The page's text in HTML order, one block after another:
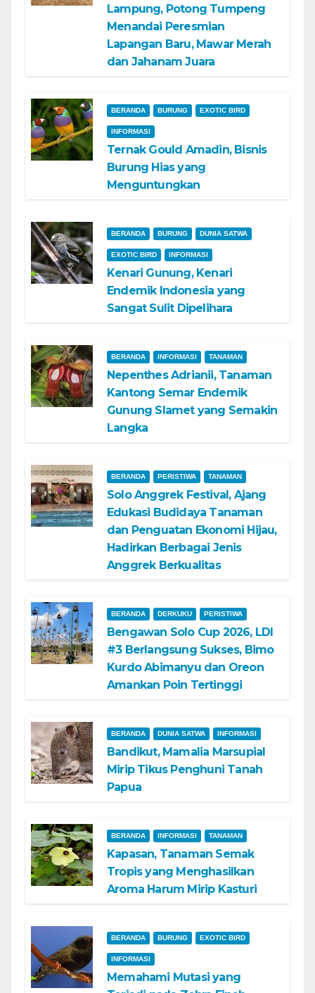
Lampung, Potong Tumpeng
Menandai Peresmian
Lapangan Baru, Mawar Merah
dan Jahanam Juara
BERANDA BURUNG EXOTIC BIRD
INFORMASI
Ternak Gould Amadin, Bisnis
Burung Hias yang
Menguntungkan
BERANDA BURUNG DUNIA SATWA
EXOTIC BIRD INFORMASI
Kenari Gunung, Kenari
Endemik Indonesia yang
Sangat Sulit Dipelihara
BERANDA INFORMASI TANAMAN
Nepenthes Adrianii, Tanaman
Kantong Semar Endemik
Gunung Slamet yang Semakin
Langka
BERANDA PERISTIWA TANAMAN
Solo Anggrek Festival, Ajang
Edukasi Budidaya Tanaman
dan Penguatan Ekonomi Hijau,
Hadirkan Berbagai Jenis
Anggrek Berkualitas
BERANDA DERKUKU PERISTIWA
Bengawan Solo Cup 2026, LDI
#3 Berlangsung Sukses, Bimo
Kurdo Abimanyu dan Oreon
Amankan Poin Tertinggi
BERANDA DUNIA SATWA INFORMASI
Bandikut, Mamalia Marsupial
Mirip Tikus Penghuni Tanah
Papua
BERANDA INFORMASI TANAMAN
Kapasan, Tanaman Semak
Tropis yang Menghasilkan
Aroma Harum Mirip Kasturi
BERANDA BURUNG EXOTIC BIRD
INFORMASI
Memahami Mutasi yang